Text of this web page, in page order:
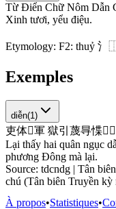
Từ Điển Chữ Nôm Dẫn
Xinh tươi, yểu điệu.
Etymology: F2: thuỷ 氵
Exemples
diễn(1)
吏体𠄩軍 獄引 蔑㝵惵𪵰 𪵰
Lại thấy hai quân ngục
phương Đông mà lại.
Source: tdcndg | Tân
chú (Tân biên Truyền
À propos•Statistiques•